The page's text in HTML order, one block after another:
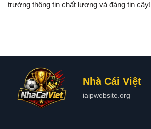
trường thông tin chất lượng và đáng tin cậy!
Nhà Cái Việt
iaipwebsite.org